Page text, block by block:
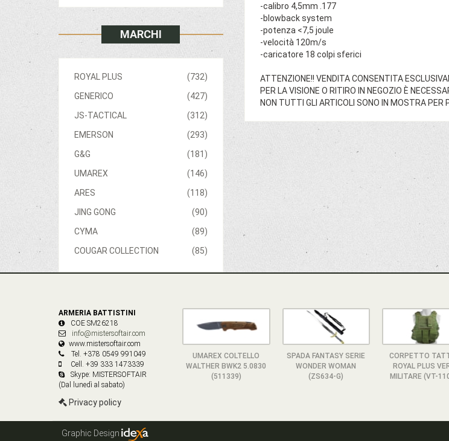
MARCHI
(732)
ROYAL PLUS
(427)
GENERICO
(312)
JS-TACTICAL
(293)
EMERSON
(181)
G&G
(146)
UMAREX
(118)
ARES
(90)
JING GONG
(89)
CYMA
(85)
COUGAR COLLECTION
-calibro 4,5mm .177
-blowback system
-potenza <7,5 joule
-velocità 120m/s
-caricatore 18 colpi sferici
ATTENZIONE!! VENDITA CONSENTITA
PER LA VISIONE O RITIRO IN NEGOZIO È
NON TUTTI GLI ARTICOLI SONO IN MOSTRA PER
ARMERIA BATTISTINI
COE SM26218
info@mistersoftair.com
www.mistersoftair.com
Tel. +378 0549 991049
Cell. +39 333 1473339
Skype: MISTERSOFTAIR
(Dal lunedì al sabato)
Privacy policy
UMAREX COLTELLO
WALTHER BWK2 5.0830
(511339)
SPADA FANTASY SERIE
WONDER WOMAN
(ZS634-G)
CORPETTO
ROYAL PLUS
MILITARE (VT-
Graphic Design